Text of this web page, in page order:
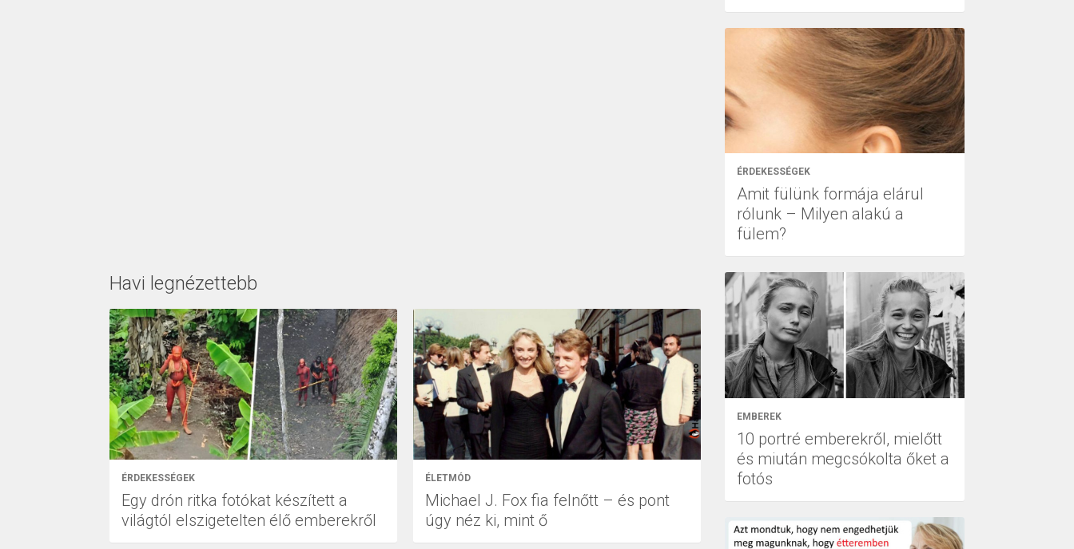
Havi legnézettebb
ÉRDEKESSÉGEK
Egy drón ritka fotókat készített a
világtól elszigetelten élő emberekről
ÉLETMÓD
Michael J. Fox fia felnőtt – és pont
úgy néz ki, mint ő
ÉRDEKESSÉGEK
Amit fülünk formája elárul
rólunk – Milyen alakú a
fülem?
EMBEREK
10 portré emberekről, mielőtt
és miután megcsókolta őket a
fotós